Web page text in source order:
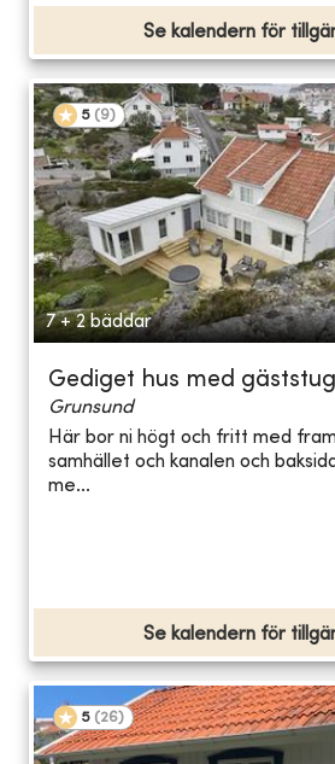
Se kalendern för
5 (9)
7 + 2 bäddar
Gediget hus med
Grunsund
Här bor ni högt och fritt med
samhället och kanalen och
me...
Se kalendern för
5 (26)